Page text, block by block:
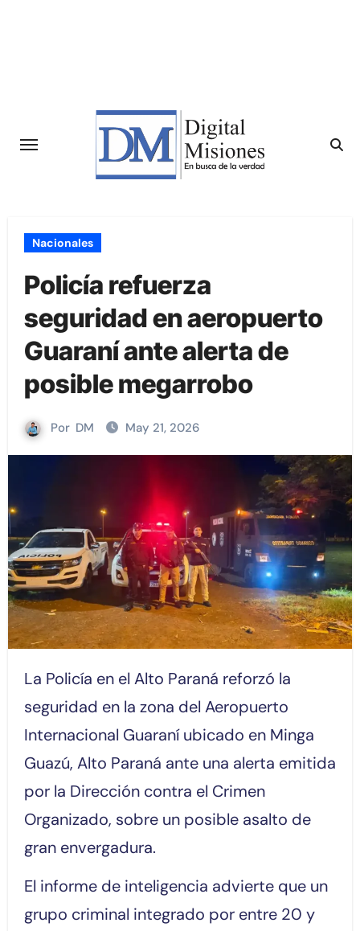
Nacionales
Policía refuerza
seguridad en aeropuerto
Guaraní ante alerta de
posible megarrobo
Por DM May 21, 2026
La Policía en el Alto Paraná reforzó la
seguridad en la zona del Aeropuerto
Internacional Guaraní ubicado en Minga
Guazú, Alto Paraná ante una alerta emitida
por la Dirección contra el Crimen
Organizado, sobre un posible asalto de
gran envergadura.
El informe de inteligencia advierte que un
grupo criminal integrado por entre 20 y